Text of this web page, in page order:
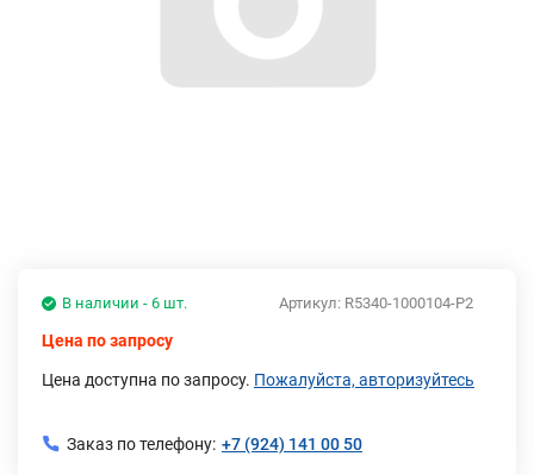
Артикул: R5340-1000104-Р2
В наличии - 6 шт.
Цена по запросу
Цена доступна по запросу. Пожалуйста, авторизуйтесь
Заказ по телефону: +7 (924) 141 00 50